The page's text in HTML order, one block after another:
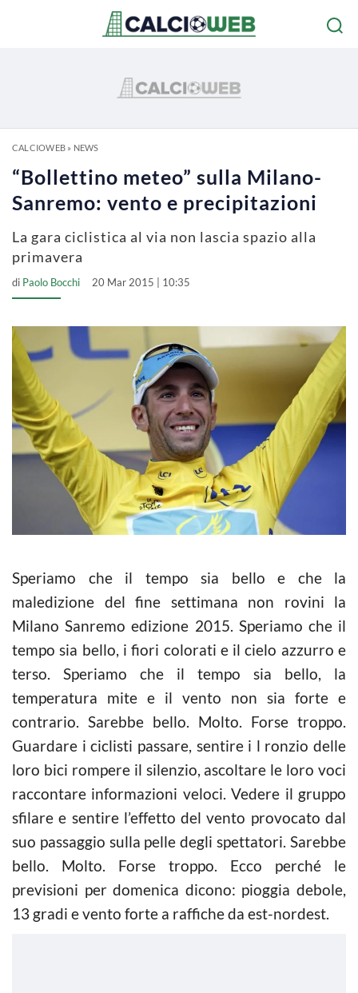
CALCIOWEB» NEWS
“Bollettino meteo” sulla Milano-
Sanremo: vento e precipitazioni
La gara ciclistica al via non lascia spazio alla
primavera
di Paolo Bocchi 20 Mar 2015 | 10:35
Speriamo che il tempo sia bello e che la
maledizione del fine settimana non rovini la
Milano Sanremo edizione 2015. Speriamo che il
tempo sia bello, i fiori colorati e il cielo azzurro e
terso. Speriamo che il tempo sia bello, la
temperatura mite e il vento non sia forte e
contrario. Sarebbe bello. Molto. Forse troppo.
Guardare i ciclisti passare, sentire i l ronzio delle
loro bici rompere il silenzio, ascoltare le loro voci
raccontare informazioni veloci. Vedere il gruppo
sfilare e sentire l’effetto del vento provocato dal
suo passaggio sulla pelle degli spettatori. Sarebbe
bello. Molto. Forse troppo. Ecco perché le
previsioni per domenica dicono: pioggia debole,
13 gradi e vento forte a raffiche da est-nordest.